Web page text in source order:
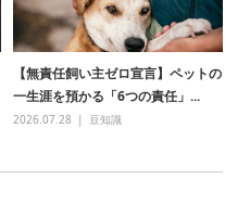
【無責任飼い主ゼロ宣言】ペットの
一生涯を預かる「6つの責任」...
2026.07.28 豆知識